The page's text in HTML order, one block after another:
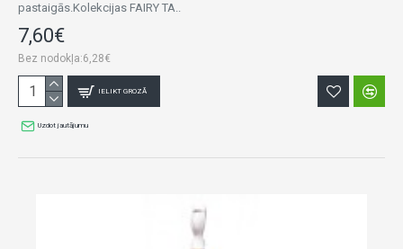
pastaigās.Kolekcijas FAIRY TA..
7,60€
Bez nodokļa:6,28€
IELIKT GROZĀ
Uzdot jautājumu